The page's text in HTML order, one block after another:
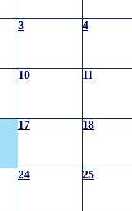
3 4
10 11
17 18
24 25